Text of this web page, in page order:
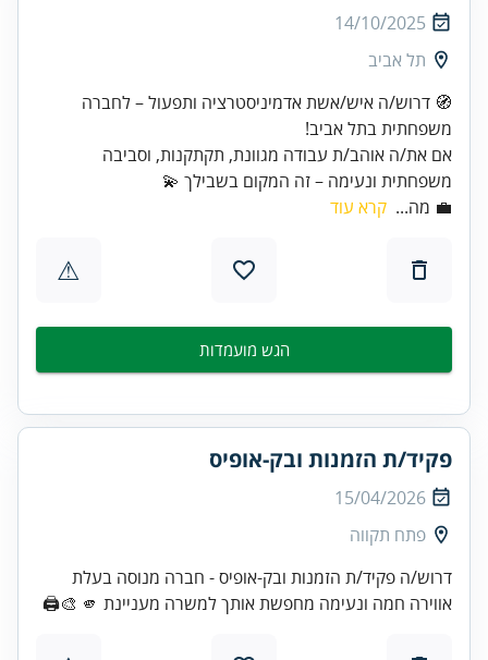
14/10/2025
תל אביב
🧭 דרוש/ה איש/אשת אדמיניסטרציה ותפעול – לחברה
אם את/ה אוהב/ת עבודה מגוונת, תקתקנות, וסביבה
משפחתית ונעימה – זה המקום בשבילך 💫
💼 מה... קרא עוד
⚠
הגש מועמדות
פקיד/ת הזמנות ובק-אופיס
15/04/2026
פתח תקווה
דרוש/ה פקיד/ת הזמנות ובק-אופיס - חברה מנוסה בעלת
אווירה חמה ונעימה מחפשת אותך למשרה מעניינת 🫵 🎨🖨️